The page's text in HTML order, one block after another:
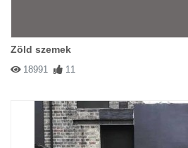
Zöld szemek
18991 11